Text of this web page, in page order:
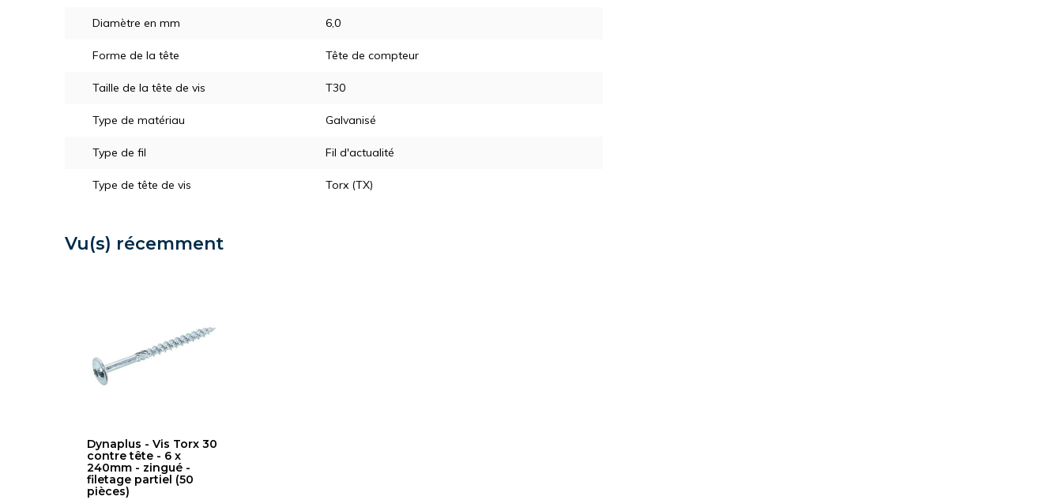
Diamètre en mm 6,0
Forme de la tête Tête de compteur
Taille de la tête de vis T30
Type de matériau Galvanisé
Type de fil Fil d'actualité
Type de tête de vis Torx (TX)
Vu(s) récemment
Dynaplus - Vis Torx 30
contre tête - 6 x
240mm - zingué -
filetage partiel (50
pièces)